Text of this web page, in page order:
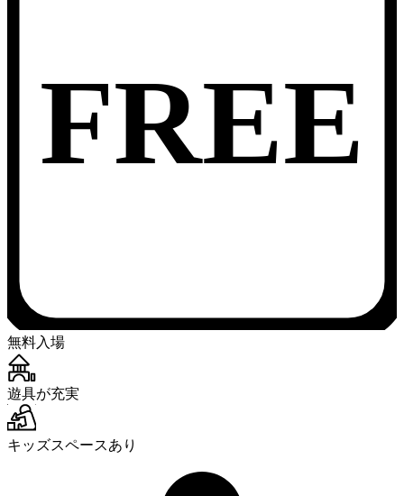
FREE
無料入場
遊具が充実
キッズスペースあり